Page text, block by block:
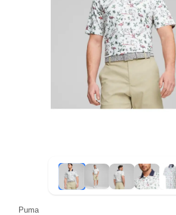
Puma